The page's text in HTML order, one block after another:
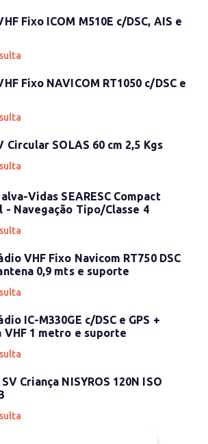
Fixo ICOM M510E c/DSC, AIS e
Fixo NAVICOM RT1050 c/DSC e
Circular SOLAS 60 cm 2,5 Kgs
Vidas SEARESC Compact
- Navegação Tipo/Classe 4
VHF Fixo Navicom RT750 DSC
0,9 mts e suporte
IC-M330GE c/DSC e GPS +
VHF 1 metro e suporte
Criança NISYROS 120N ISO